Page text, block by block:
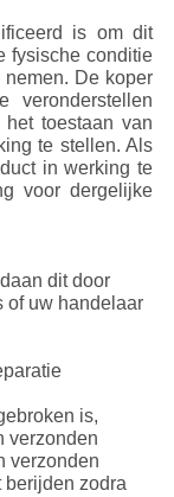
is om dit
fysische conditie
De koper
veronderstellen
toestaan van
te stellen. Als
in werking te
voor dergelijke
dit door
of uw handelaar
is,
verzonden
verzonden
berijden zodra